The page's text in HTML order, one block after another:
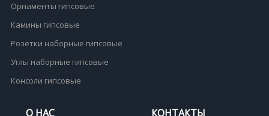
Орнаменты гипсовые
Камины гипсовые
Розетки наборные гипсовые
Углы наборные гипсовые
Консоли гипсовые
О НАС КОНТАКТЫ